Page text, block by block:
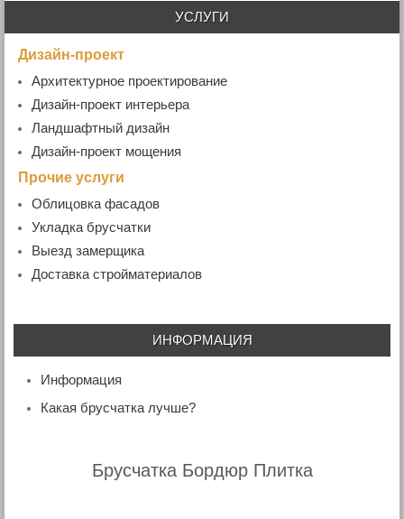
УСЛУГИ
Дизайн-проект
Архитектурное проектирование
Дизайн-проект интерьера
Ландшафтный дизайн
Дизайн-проект мощения
Прочие услуги
Облицовка фасадов
Укладка брусчатки
Выезд замерщика
Доставка стройматериалов
ИНФОРМАЦИЯ
Информация
Какая брусчатка лучше?
Брусчатка Бордюр Плитка